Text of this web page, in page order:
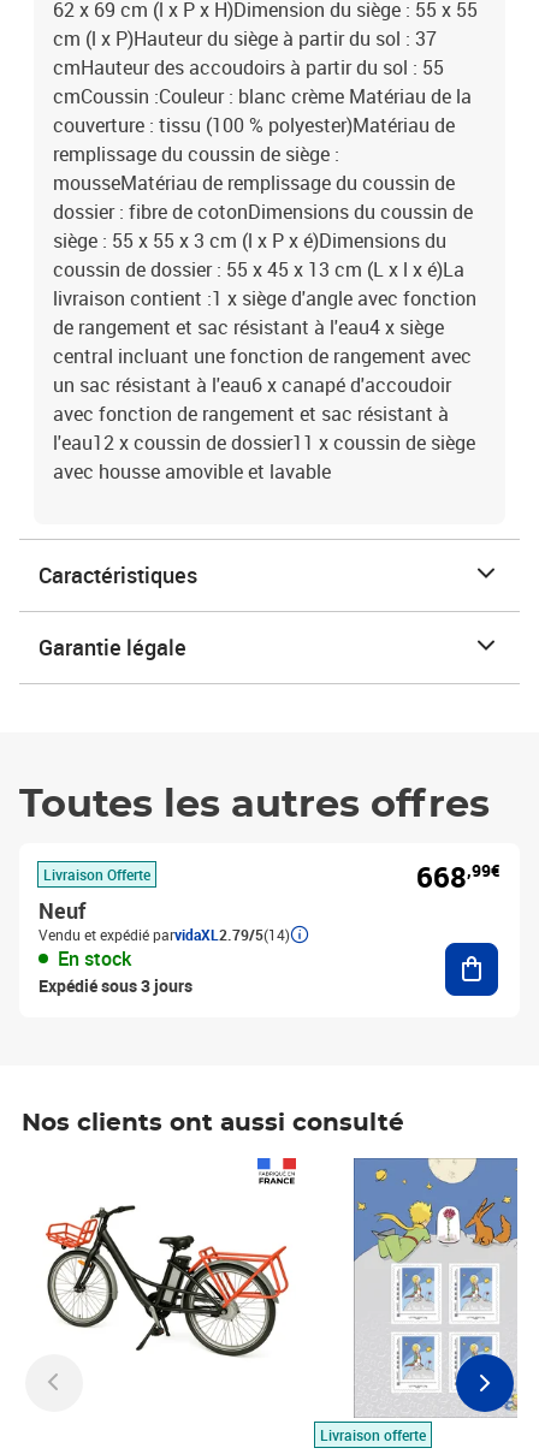
62 x 69 cm (l x P x H)Dimension du siège : 55 x 55
cm (l x P)Hauteur du siège à partir du sol : 37
cmHauteur des accoudoirs à partir du sol : 55
cmCoussin :Couleur : blanc crème Matériau de la
couverture : tissu (100 % polyester)Matériau de
remplissage du coussin de siège :
mousseMatériau de remplissage du coussin de
dossier : fibre de cotonDimensions du coussin de
siège : 55 x 55 x 3 cm (l x P x é)Dimensions du
coussin de dossier : 55 x 45 x 13 cm (L x l x é)La
livraison contient :1 x siège d'angle avec fonction
de rangement et sac résistant à l'eau4 x siège
central incluant une fonction de rangement avec
un sac résistant à l'eau6 x canapé d'accoudoir
avec fonction de rangement et sac résistant à
l'eau12 x coussin de dossier11 x coussin de siège
avec housse amovible et lavable
Caractéristiques
Garantie légale
Toutes les autres offres
Livraison Offerte
Neuf
Vendu et expédié parvidaXL 2.79/5(14)
En stock
Expédié sous 3 jours
668,99€
Nos clients ont aussi consulté
Livraison offerte
Prix 7,50€